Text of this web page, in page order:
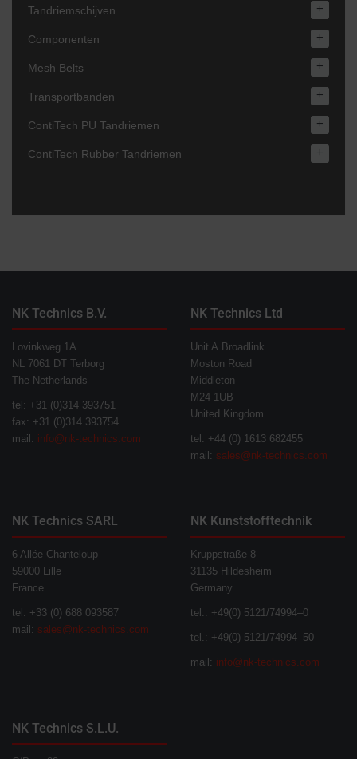
Tandriemschijven +
Componenten +
Mesh Belts +
Transportbanden +
ContiTech PU Tandriemen +
ContiTech Rubber Tandriemen +
NK Technics B.V.
Lovinkweg 1A
NL 7061 DT Terborg
The Netherlands
tel: +31 (0)314 393751
fax: +31 (0)314 393754
mail: info@nk-technics.com
NK Technics Ltd
Unit A Broadlink
Moston Road
Middleton
M24 1UB
United Kingdom
tel: +44 (0) 1613 682455
mail: sales@nk-technics.com
NK Technics SARL
6 Allée Chanteloup
59000 Lille
France
tel: +33 (0) 688 093587
mail: sales@nk-technics.com
NK Kunststofftechnik
Kruppstraße 8
31135 Hildesheim
Germany
tel.: +49(0) 5121/74994–0
tel.: +49(0) 5121/74994–50
mail: info@nk-technics.com
NK Technics S.L.U.